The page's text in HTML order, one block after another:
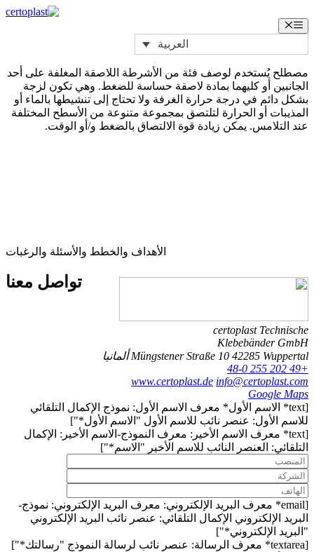
إلى
المحتوى
القائمة
العربية
مصطلح يُستخدم لوصف فئة من الأشرطة اللاصقة المغلفة على أحد
الجانبين أو كليهما بمادة لاصقة حساسة للضغط. وهي تكون لزجة
بشكل دائم في درجة حرارة الغرفة ولا تحتاج إلى تنشيطها بالماء أو
المذيبات أو الحرارة لتلتصق بمجموعة متنوعة من الأسطح المختلفة
عند التلامس. يمكن زيادة قوة الالتصاق بالضغط و/أو الوقت.
الأهداف والخطط والأسئلة والرغبات
تواصل معنا
certoplast Technische
Klebebänder GmbH
Müngstener Straße 10 42285 Wuppertal
ألمانيا
+49 202 255 48-0
www.certoplast.de info@certoplast.com
Google Maps
[text* الاسم الأول* معرف الاسم الأول: نموذج الإكمال التلقائي
للاسم الأول: عنصر نائب للاسم الأول "الاسم الأول*"]
[text* معرف الاسم الأخير: معرف النموذج-الاسم الأخير: الإكمال
التلقائي: العنصر النائب للاسم الأخير "الاسم*"]
[email* معرف البريد الإلكتروني: معرف البريد الإلكتروني: نموذج-
البريد الإلكتروني الإكمال التلقائي: عنصر نائب البريد الإلكتروني
"البريد الإلكتروني*"]
[textarea* معرف الرسالة: عنصر نائب لرسالة النموذج "رسالتك*"]